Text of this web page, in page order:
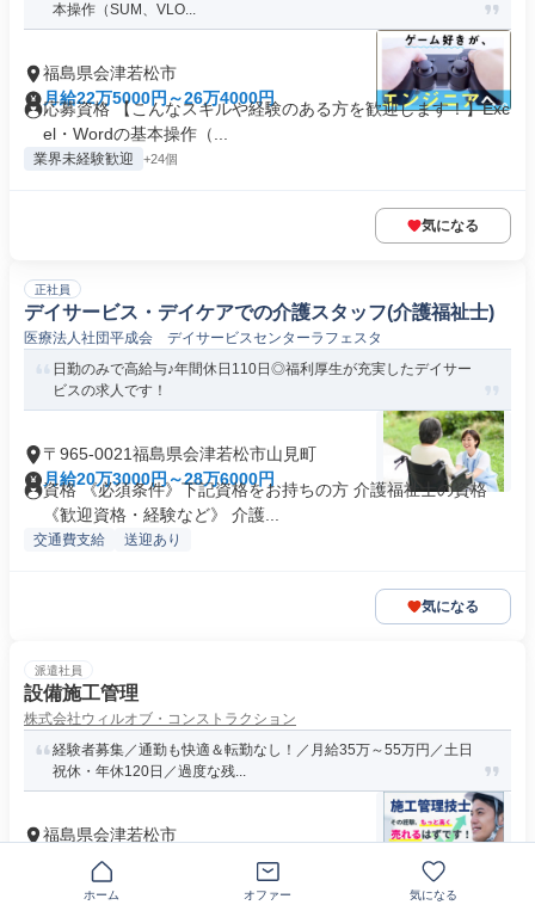
本操作（SUM、VLO...
福島県会津若松市
月給22万5000円～26万4000円
応募資格 【こんなスキルや経験のある方を歓迎します！】Exc
el・Wordの基本操作（...
業界未経験歓迎 +24個
気になる
正社員
デイサービス・デイケアでの介護スタッフ(介護福祉士)
医療法人社団平成会 デイサービスセンターラフェスタ
日勤のみで高給与♪年間休日110日◎福利厚生が充実したデイサー
ビスの求人です！
〒965-0021福島県会津若松市山見町
月給20万3000円～28万6000円
資格 《必須条件》下記資格をお持ちの方 介護福祉士の資格
《歓迎資格・経験など》 介護...
交通費支給 送迎あり
気になる
派遣社員
設備施工管理
株式会社ウィルオブ・コンストラクション
経験者募集／通勤も快適＆転勤なし！／月給35万～55万円／土日
祝休・年休120日／過度な残...
福島県会津若松市
月給35万円～55万円
資格 ●空調、衛生、電気いずれかの設備施工管理の実務経験が
3年以上ある方 ●普通自動車...
ホーム オファー 気になる